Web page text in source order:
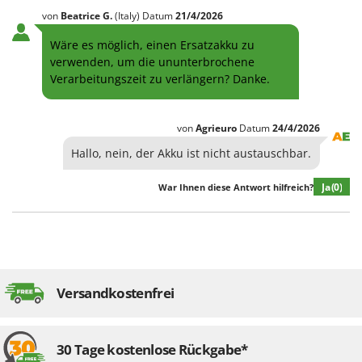
Makita
Marcato
Marina Systems
McCulloch
More than chef
MOVA
von BeatriceG.(Italy) Datum21/4/2026
Wäre es möglich, einen Ersatzakku zu
verwenden, um die ununterbrochene
Verarbeitungszeit zu verlängern? Danke.
vonAgrieuro Datum24/4/2026
Hallo, nein, der Akku ist nicht austauschbar.
War Ihnen diese Antwort hilfreich? Ja(0)
Versandkostenfrei
30 Tage kostenlose Rückgabe*